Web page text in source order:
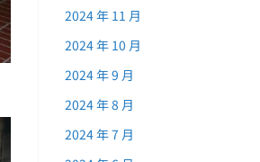
2024 年 11 月
2024 年 10 月
2024 年 9 月
2024 年 8 月
2024 年 7 月